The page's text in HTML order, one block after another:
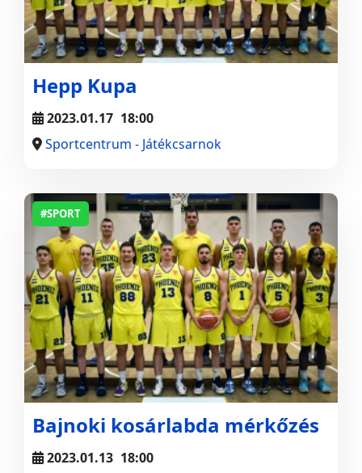
Hepp Kupa
2023.01.17 18:00
Sportcentrum - Játékcsarnok
#SPORT
Bajnoki kosárlabda mérkőzés
2023.01.13 18:00